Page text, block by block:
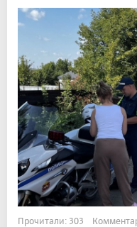
Прочитали: 303